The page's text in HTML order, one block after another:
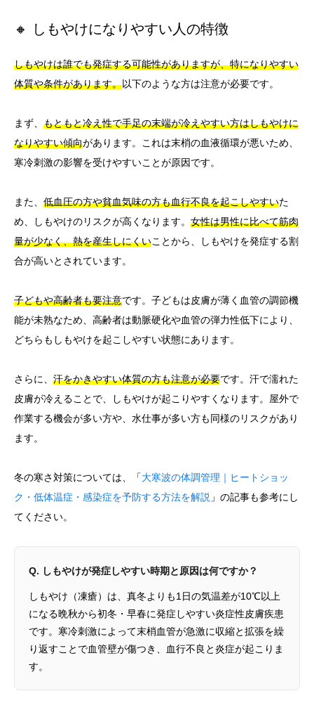
🔸 しもやけになりやすい人の特徴
しもやけは誰でも発症する可能性がありますが、特になりやすい
体質や条件があります。以下のような方は注意が必要です。
まず、 もともと冷え性で手足の末端が冷えやすい方はしもやけに
なりやすい傾向があります。これは末梢の血液循環が悪いため、
寒冷刺激の影響を受けやすいことが原因です。
また、 低血圧の方や貧血気味の方も血行不良を起こしやすいた
め、しもやけのリスクが高くなります。 女性は男性に比べて筋肉
量が少なく、熱を産生しにくいことから、しもやけを発症する割
合が高いとされています。
子どもや高齢者も要注意です。子どもは皮膚が薄く血管の調節機
能が未熟なため、高齢者は動脈硬化や血管の弾力性低下により、
どちらもしもやけを起こしやすい状態にあります。
さらに、 汗をかきやすい体質の方も注意が必要です。汗で濡れた
皮膚が冷えることで、しもやけが起こりやすくなります。屋外で
作業する機会が多い方や、水仕事が多い方も同様のリスクがあり
ます。
冬の寒さ対策については、「大寒波の体調管理｜ヒートショッ
ク・低体温症・感染症を予防する方法を解説 」の記事も参考にし
てください。
Q. しもやけが発症しやすい時期と原因は何ですか？
しもやけ（凍瘡）は、真冬よりも1日の気温差が10℃以上
になる晩秋から初冬・早春に発症しやすい炎症性皮膚疾患
です。寒冷刺激によって末梢血管が急激に収縮と拡張を繰
り返すことで血管壁が傷つき、血行不良と炎症が起こりま
す。